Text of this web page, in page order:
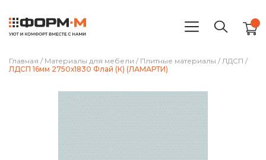
Главная / Материалы для мебели / Плитные материалы / ЛДСП /
ЛДСП 16мм 2750х1830 Флай (К) (ЛАМАРТИ)